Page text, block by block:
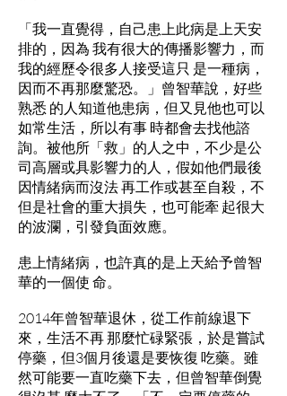
「我一直覺得，自己患上此病是上天安
排的，因為 我有很大的傳播影響力，而
我的經歷令很多人接受這只 是一種病，
因而不再那麼驚恐。」曾智華說，好些
熟悉 的人知道他患病，但又見他也可以
如常生活，所以有事 時都會去找他諮
詢。被他所「救」的人之中，不少是公
司高層或具影響力的人，假如他們最後
因情緒病而沒法 再工作或甚至自殺，不
但是社會的重大損失，也可能牽 起很大
的波瀾，引發負面效應。
患上情緒病，也許真的是上天給予曾智
華的一個使 命。
2014年曾智華退休，從工作前線退下
來，生活不再 那麼忙碌緊張，於是嘗試
停藥，但3個月後還是要恢復 吃藥。雖
然可能要一直吃藥下去，但曾智華倒覺